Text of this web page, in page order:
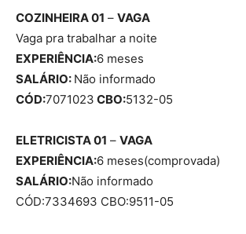
COZINHEIRA 01 – VAGA
Vaga pra trabalhar a noite
EXPERIÊNCIA:6 meses
SALÁRIO: Não informado
CÓD:7071023 CBO:5132-05
ELETRICISTA 01 – VAGA
EXPERIÊNCIA:6 meses(comprovada)
SALÁRIO:Não informado
CÓD:7334693 CBO:9511-05